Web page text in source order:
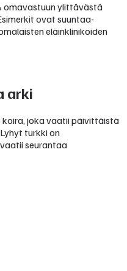
omavastuun ylittävästä
ovat suuntaa-
eläinklinikoiden
arki
koira, joka vaatii päivittäistä
turkki on
seurantaa